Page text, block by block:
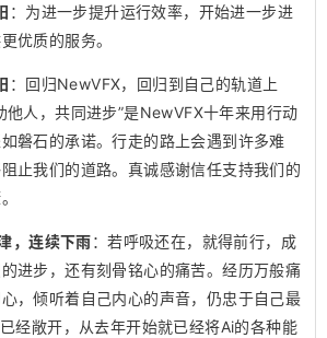
：为进一步提升运行效率，开始进一步进
优质的服务。
：回归NewVFX，回归到自己的轨道上
他人，共同进步”是NewVFX十年来用行动
磐石的承诺。行走的路上会遇到许多难
止我们的道路。真诚感谢信任支持我们的
，连续下雨：若呼吸还在，就得前行，成
进步，还有刻骨铭心的痛苦。经历万般痛
，倾听着自己内心的声音，仍忠于自己最
经敞开，从去年开始就已经将Ai的各种能